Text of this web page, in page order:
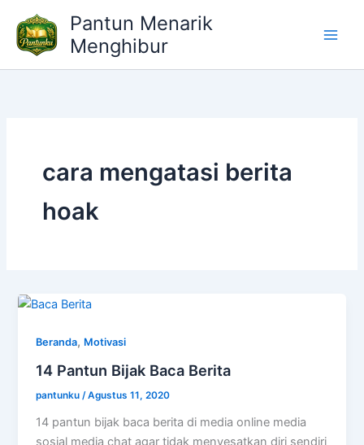
konten
Pantun Menarik
Menghibur
cara mengatasi berita
hoak
Beranda, Motivasi
14 Pantun Bijak Baca Berita
pantunku /Agustus 11, 2020
14 pantun bijak baca berita di media online media
sosial media chat agar tidak menyesatkan diri sendiri